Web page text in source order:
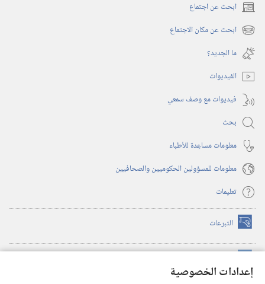
إعدادات الخصوصية
ابحث عن اجتماع (يفتح
نافذة ابحث عن مكان الاجتماع (يفتح
نافذة
جديدة)
ما الجديد؟‏
الفيديوات
فيديوات مع وصف سمعي
بحث
معلومات مساعِدة للأطباء
معلومات للمسؤولين الحكوميين والصحافيين
تعليمات
التبرعات (يفتح
نافذة
(يفتح
نافذة